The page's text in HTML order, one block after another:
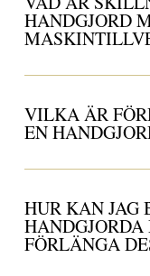
HANDGJORD
VILKA ÄR
EN
HUR KAN JAG
FÖRLÄNGA